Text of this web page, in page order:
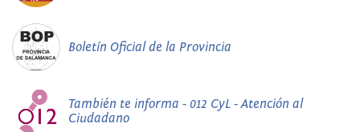
Boletín Oficial de la Provincia
También te informa - 012 CyL - Atención al
Ciudadano